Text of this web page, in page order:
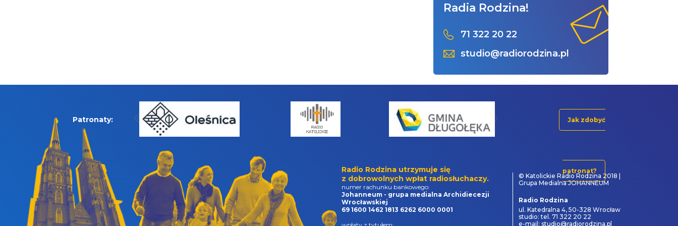
Radia Rodzina!
71 322 20 22
studio@radiorodzina.pl
Patronaty: Jak zdobyć
patronat?
Radio Rodzina utrzymuje się
z dobrowolnych wpłat radiosłuchaczy.
numer rachunku bankowego:
Johanneum - grupa medialna Archidiecezji
Wrocławskiej
69 1600 1462 1813 6262 6000 0001
© Katolickie Radio Rodzina 2018 |
Grupa Medialna JOHANNEUM
Radio Rodzina
ul. Katedralna 4, 50-328 Wrocław
studio: tel. 71 322 20 22
e-mail: studio@radiorodzina.pl